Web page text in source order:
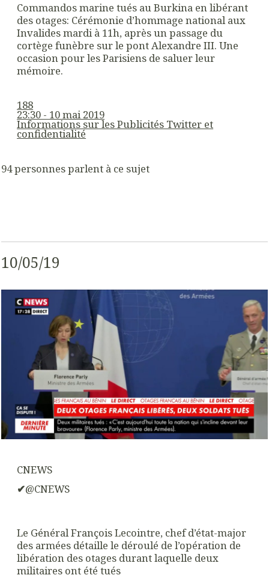
Commandos marine tués au Burkina en libérant
des otages: Cérémonie d’hommage national aux
Invalides mardi à 11h, après un passage du
cortège funèbre sur le pont Alexandre III. Une
occasion pour les Parisiens de saluer leur
mémoire.
188
23:30 - 10 mai 2019
Informations sur les Publicités Twitter et
confidentialité
94 personnes parlent à ce sujet
10/05/19
CNEWS
✔@CNEWS
Le Général François Lecointre, chef d’état-major
des armées détaille le déroulé de l’opération de
libération des otages durant laquelle deux
militaires ont été tués